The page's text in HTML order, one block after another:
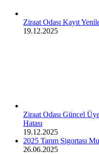
Ziraat Odası Kayıt
19.12.2025
Ziraat Odası Güncel
Hatası
19.12.2025
2025 Tarım Sigortası
26.06.2025